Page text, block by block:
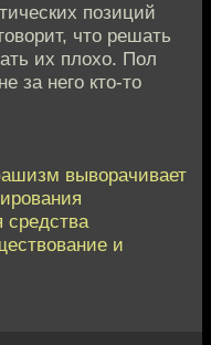
позиций
что решать
их плохо. Пол
за него кто-то
выворачивает
средства
и